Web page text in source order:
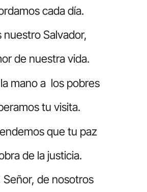
cada día.
nuestro Salvador,
de nuestra vida.
mano a los pobres
tu visita.
que tu paz
de la justicia.
Señor, de nosotros